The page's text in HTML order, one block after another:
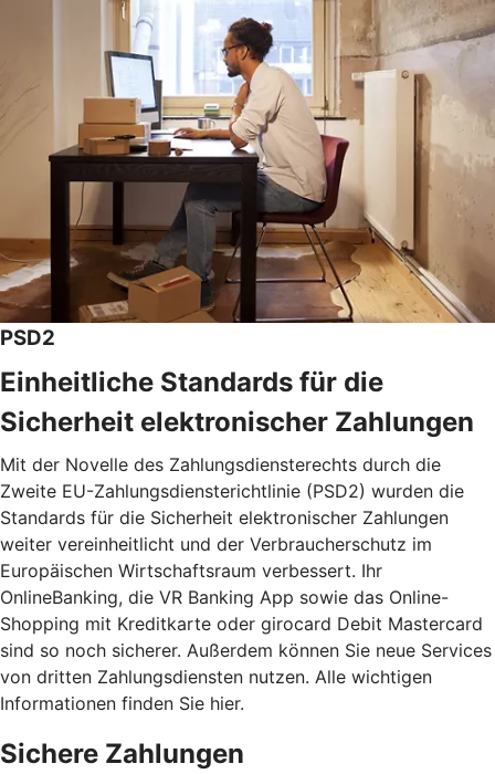
PSD2
Einheitliche Standards für die
Sicherheit elektronischer Zahlungen
Mit der Novelle des Zahlungsdiensterechts durch die
Zweite EU-Zahlungsdiensterichtlinie (PSD2) wurden die
Standards für die Sicherheit elektronischer Zahlungen
weiter vereinheitlicht und der Verbraucherschutz im
Europäischen Wirtschaftsraum verbessert. Ihr
OnlineBanking, die VR Banking App sowie das Online-
Shopping mit Kreditkarte oder girocard Debit Mastercard
sind so noch sicherer. Außerdem können Sie neue Services
von dritten Zahlungsdiensten nutzen. Alle wichtigen
Informationen finden Sie hier.
Sichere Zahlungen